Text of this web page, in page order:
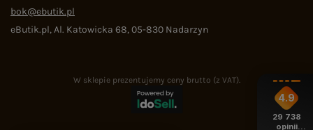
bok@ebutik.pl
eButik.pl,Al. Katowicka 68,05-830 Nadarzyn
W sklepie prezentujemy ceny brutto (z VAT).
4.9
29 738
opinii